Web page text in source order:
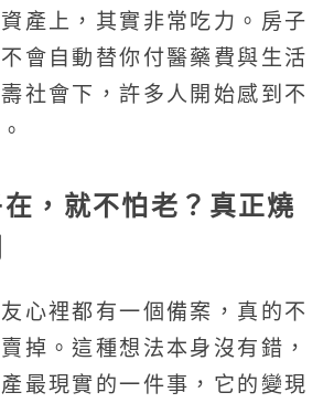
產上，其實非常吃力。房子
會自動替你付醫藥費與生活
社會下，許多人開始感到不
，就不怕老？真正燒
心裡都有一個備案，真的不
掉。這種想法本身沒有錯，
最現實的一件事，它的變現